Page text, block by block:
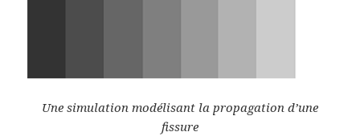
Une simulation modélisant la propagation d’une
fissure